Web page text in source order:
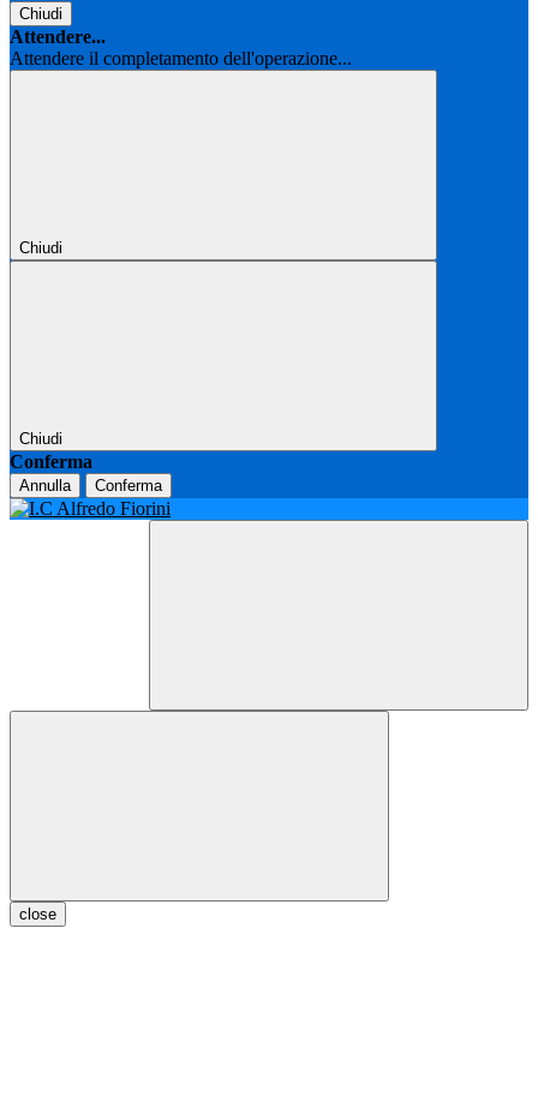
Chiudi
Attendere...
Attendere il completamento dell'operazione...
Chiudi
Chiudi
Conferma
Annulla Conferma
close